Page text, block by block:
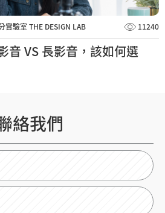
音 VS 長影音，該如何選
實驗室 THE DESIGN LAB 11240
絡我們